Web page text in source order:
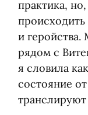
практика,
происходить
и геройства.
рядом с
я словила
состояние